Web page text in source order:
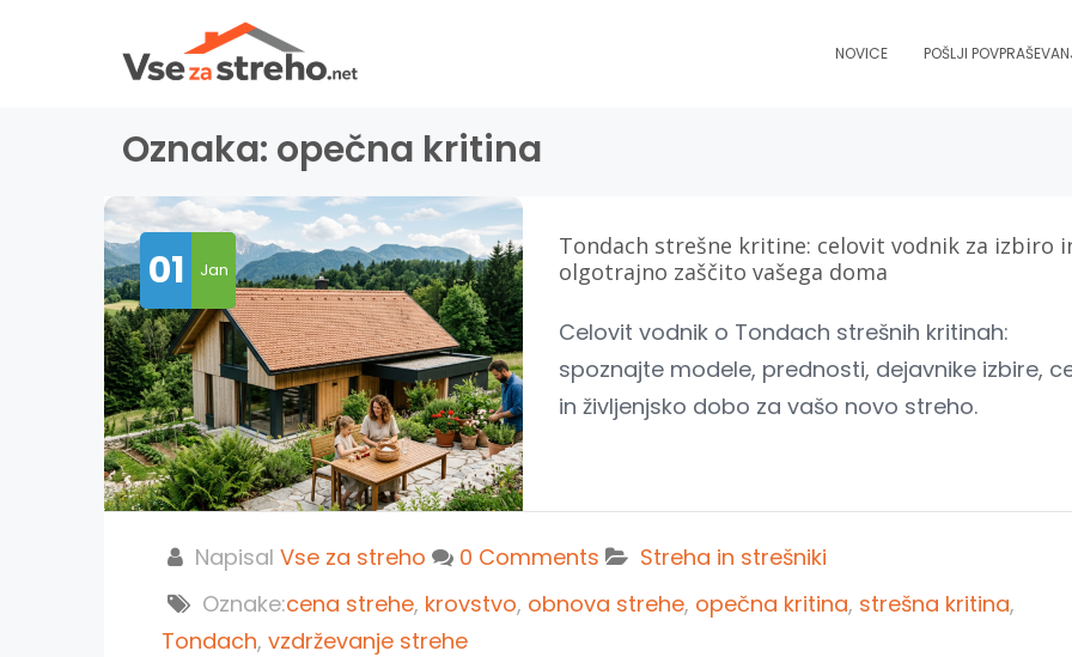
NOVICE POŠLJI
Oznaka: opečna kritina
01 Jan
Tondach strešne kritine: celovit vodnik za izbiro
olgotrajno zaščito vašega doma
Celovit vodnik o Tondach strešnih kritinah:
spoznajte modele, prednosti, dejavnike izbire,
in življenjsko dobo za vašo novo streho.
Napisal Vse za streho 0 Comments
Streha in strešniki
Oznake:cena strehe, krovstvo, obnova strehe, opečna kritina, strešna kritina,
Tondach, vzdrževanje strehe